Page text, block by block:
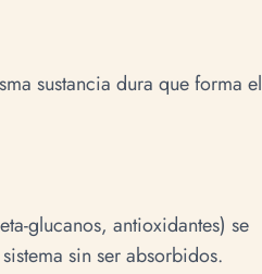
sustancia dura que forma el
glucanos, antioxidantes) se
sin ser absorbidos.